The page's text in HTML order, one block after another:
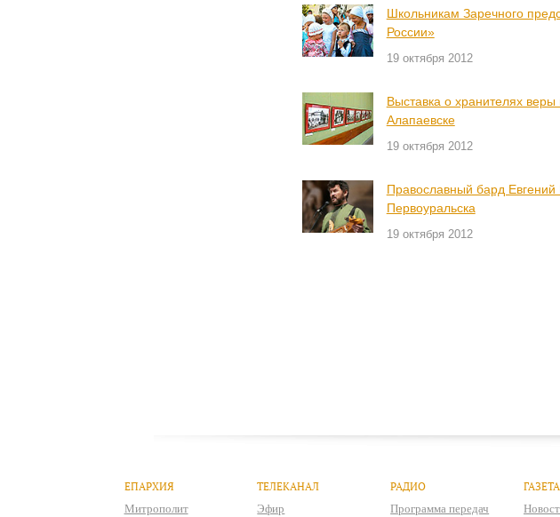
Школьникам Заречного
России»
19 октября 2012
Выставка о хранителях веры
Алапаевске
19 октября 2012
Православный бард Евгений
Первоуральска
19 октября 2012
ЕПАРХИЯ
Митрополит
ТЕЛЕКАНАЛ
Эфир
РАДИО
Программа передач
ГАЗЕТА